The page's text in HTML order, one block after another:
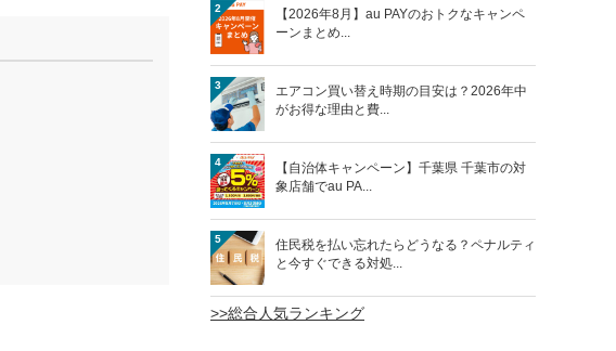
2
【2026年8月】au PAYのおトクなキャンペ
ーンまとめ...
3
エアコン買い替え時期の目安は？2026年中
がお得な理由と費...
4
【自治体キャンペーン】千葉県 千葉市の対
象店舗でau PA...
5
住民税を払い忘れたらどうなる？ペナルティ
と今すぐできる対処...
>>総合人気ランキング